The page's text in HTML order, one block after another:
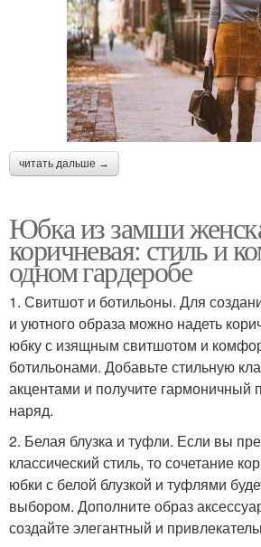
читать дальше →
Юбка из замши
коричневая: стиль и
одном гардеробе
1. Свитшот и ботильоны. Для
и уютного образа можно надеть
юбку с изящным свитшотом и
ботильонами. Добавьте стильную
акцентами и получите гармоничный
наряд.
2. Белая блузка и туфли. Если вы
классический стиль, то сочетание
юбки с белой блузкой и туфлями
выбором. Дополните образ
создайте элегантный и